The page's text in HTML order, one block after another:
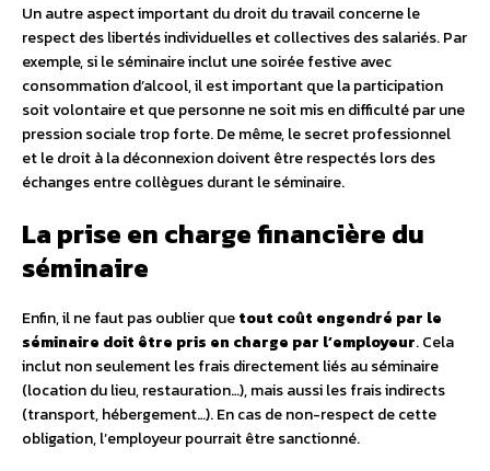
Un autre aspect important du droit du travail concerne le
respect des libertés individuelles et collectives des salariés. Par
exemple, si le séminaire inclut une soirée festive avec
consommation d’alcool, il est important que la participation
soit volontaire et que personne ne soit mis en difficulté par une
pression sociale trop forte. De même, le secret professionnel
et le droit à la déconnexion doivent être respectés lors des
échanges entre collègues durant le séminaire.
La prise en charge financière du
séminaire
Enfin, il ne faut pas oublier quetout coût engendré par le
séminaire doit être pris en charge par l’employeur. Cela
inclut non seulement les frais directement liés au séminaire
(location du lieu, restauration…), mais aussi les frais indirects
(transport, hébergement…). En cas de non-respect de cette
obligation, l’employeur pourrait être sanctionné.